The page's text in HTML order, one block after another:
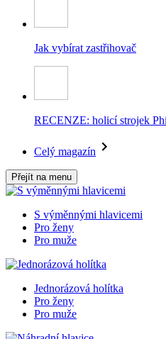
Jak vybírat zastřihovač
RECENZE: holicí strojek
Celý magazín
Přejít na menu
S výměnnými hlavicemi
Pro ženy
Pro muže
Jednorázová holítka
Pro ženy
Pro muže